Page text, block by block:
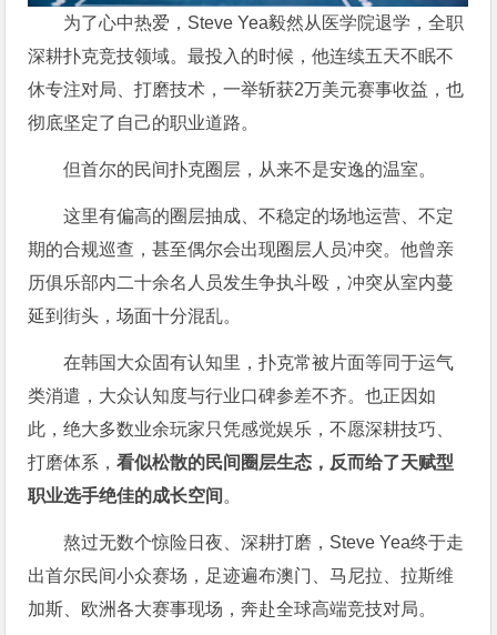
为了心中热爱，Steve Yea毅然从医学院退学，全职
深耕扑克竞技领域。最投入的时候，他连续五天不眠不
休专注对局、打磨技术，一举斩获2万美元赛事收益，也
彻底坚定了自己的职业道路。
但首尔的民间扑克圈层，从来不是安逸的温室。
这里有偏高的圈层抽成、不稳定的场地运营、不定
期的合规巡查，甚至偶尔会出现圈层人员冲突。他曾亲
历俱乐部内二十余名人员发生争执斗殴，冲突从室内蔓
延到街头，场面十分混乱。
在韩国大众固有认知里，扑克常被片面等同于运气
类消遣，大众认知度与行业口碑参差不齐。也正因如
此，绝大多数业余玩家只凭感觉娱乐，不愿深耕技巧、
打磨体系，看似松散的民间圈层生态，反而给了天赋型
职业选手绝佳的成长空间 。
熬过无数个惊险日夜、深耕打磨，Steve Yea终于走
出首尔民间小众赛场，足迹遍布澳门、马尼拉、拉斯维
加斯、欧洲各大赛事现场，奔赴全球高端竞技对局。